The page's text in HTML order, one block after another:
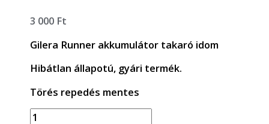
3 000 Ft
Gilera Runner akkumulátor takaró idom
Hibátlan állapotú, gyári termék.
Törés repedés mentes